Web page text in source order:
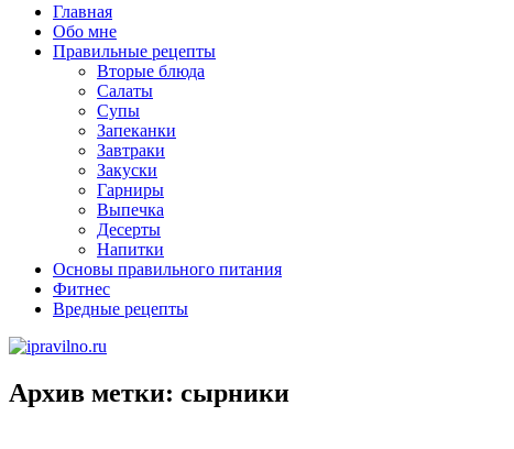
Главная
Обо мне
Правильные рецепты
Вторые блюда
Салаты
Супы
Запеканки
Завтраки
Закуски
Гарниры
Выпечка
Десерты
Напитки
Основы правильного питания
Фитнес
Вредные рецепты
Архив метки: сырники